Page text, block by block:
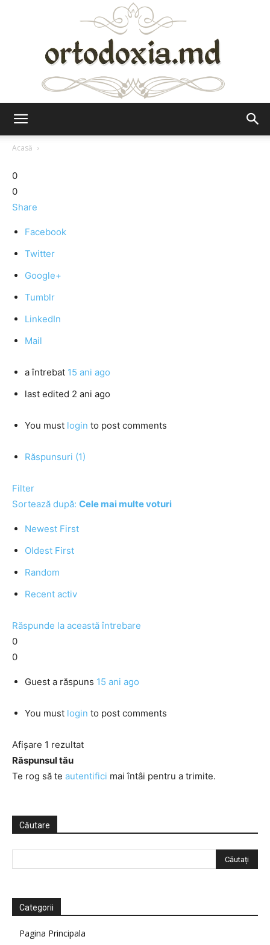
Acasă
0
0
Share
Facebook
Twitter
Google+
Tumblr
LinkedIn
Mail
a întrebat 15 ani ago
last edited 2 ani ago
You must login to post comments
Răspunsuri (1)
Filter
Sortează după: Cele mai multe voturi
Newest First
Oldest First
Random
Recent activ
Răspunde la această întrebare
0
0
Guest a răspuns 15 ani ago
You must login to post comments
Afișare 1 rezultat
Răspunsul tău
Te rog să te autentifici mai întâi pentru a trimite.
Căutare
Categorii
Pagina Principala